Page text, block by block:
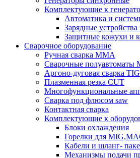
Комплектующие к
Автоматика и
Зарядные
Защитные кожухи и
Сварочное оборудование
Ручная сварка MMA
Сварочные полуавтоматы
Аргоно-дуговая сварка TIG
Плазменная резка CUT
Многофункциональные
Сварка под флюсом saw
Контактная сварка
Комплектующие к
Блоки охлаждения
Горелки для
Кабели и шланг-
Механизмы подачи